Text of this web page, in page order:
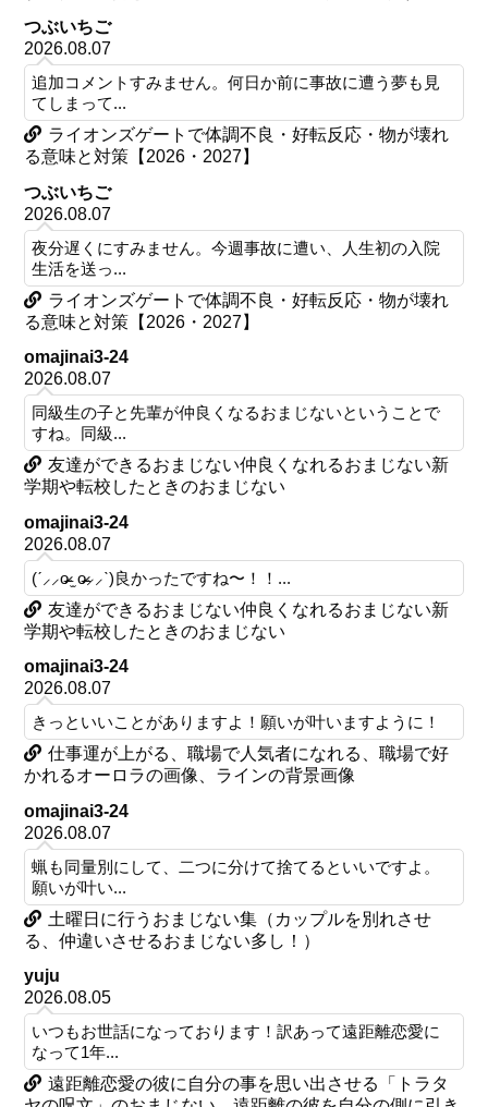
つぶいちご
2026.08.07
追加コメントすみません。何日か前に事故に遭う夢も見
てしまって...
ライオンズゲートで体調不良・好転反応・物が壊れ
る意味と対策【2026・2027】
つぶいちご
2026.08.07
夜分遅くにすみません。今週事故に遭い、人生初の入院
生活を送っ...
ライオンズゲートで体調不良・好転反応・物が壊れ
る意味と対策【2026・2027】
omajinai3-24
2026.08.07
同級生の子と先輩が仲良くなるおまじないということで
すね。同級...
友達ができるおまじない仲良くなれるおまじない新
学期や転校したときのおまじない
omajinai3-24
2026.08.07
(ˊ⸝⸝o̴̶̷ ̫ o̴̶̷⸝⸝ˋ)良かったですね〜！！...
友達ができるおまじない仲良くなれるおまじない新
学期や転校したときのおまじない
omajinai3-24
2026.08.07
きっといいことがありますよ！願いが叶いますように！
仕事運が上がる、職場で人気者になれる、職場で好
かれるオーロラの画像、ラインの背景画像
omajinai3-24
2026.08.07
蝋も同量別にして、二つに分けて捨てるといいですよ。
願いが叶い...
土曜日に行うおまじない集（カップルを別れさせ
る、仲違いさせるおまじない多し！）
yuju
2026.08.05
いつもお世話になっております！訳あって遠距離恋愛に
なって1年...
遠距離恋愛の彼に自分の事を思い出させる「トラタ